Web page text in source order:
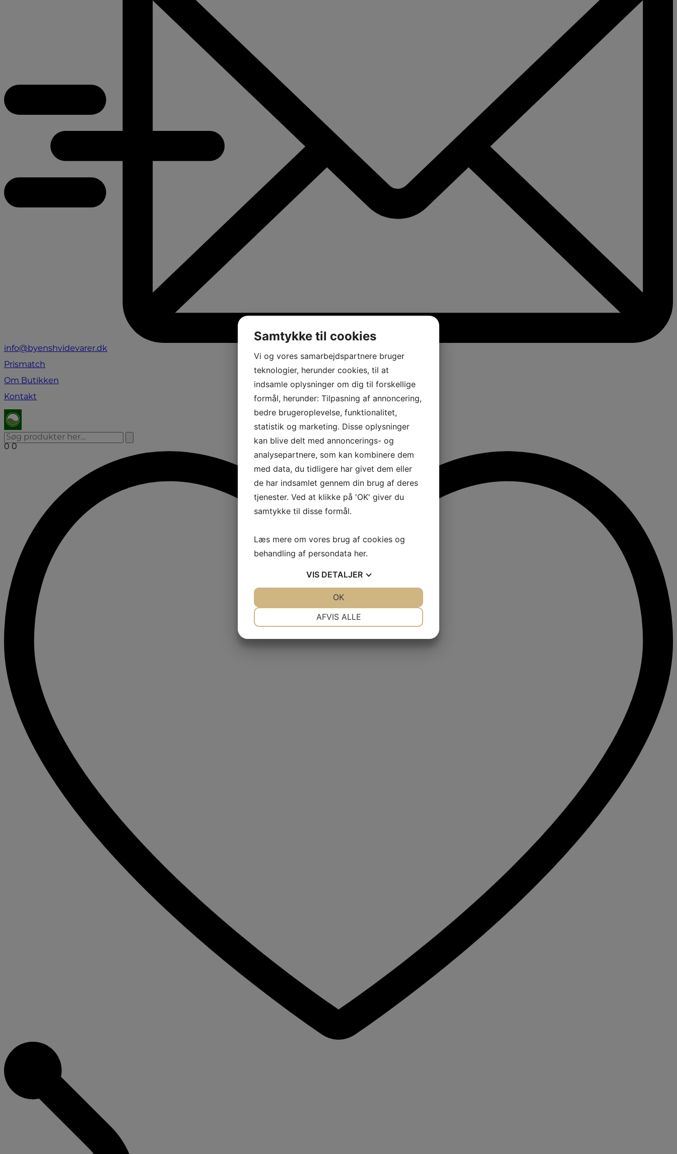
info@byenshvidevarer.dk
Prismatch
Om Butikken
Kontakt
0 0
Samtykke til cookies
Vi og vores samarbejdspartnere bruger
teknologier, herunder cookies, til at
indsamle oplysninger om dig til forskellige
formål, herunder: Tilpasning af annoncering,
bedre brugeroplevelse, funktionalitet,
statistik og marketing. Disse oplysninger
kan blive delt med annoncerings- og
analysepartnere, som kan kombinere dem
med data, du tidligere har givet dem eller
de har indsamlet gennem din brug af deres
tjenester. Ved at klikke på 'OK' giver du
samtykke til disse formål.
Læs mere om vores brug af cookies og
behandling af persondata her.
VIS DETALJER
AFVIS ALLE
OK